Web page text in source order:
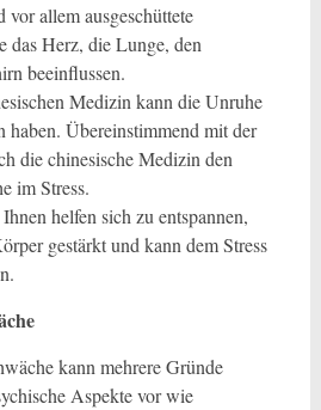
allem ausgeschüttete
das Herz, die Lunge, den
beeinflussen.
Medizin kann die Unruhe
haben. Übereinstimmend mit der
die chinesische Medizin den
im Stress.
helfen sich zu entspannen,
gestärkt und kann dem Stress
kann mehrere Gründe
Aspekte vor wie